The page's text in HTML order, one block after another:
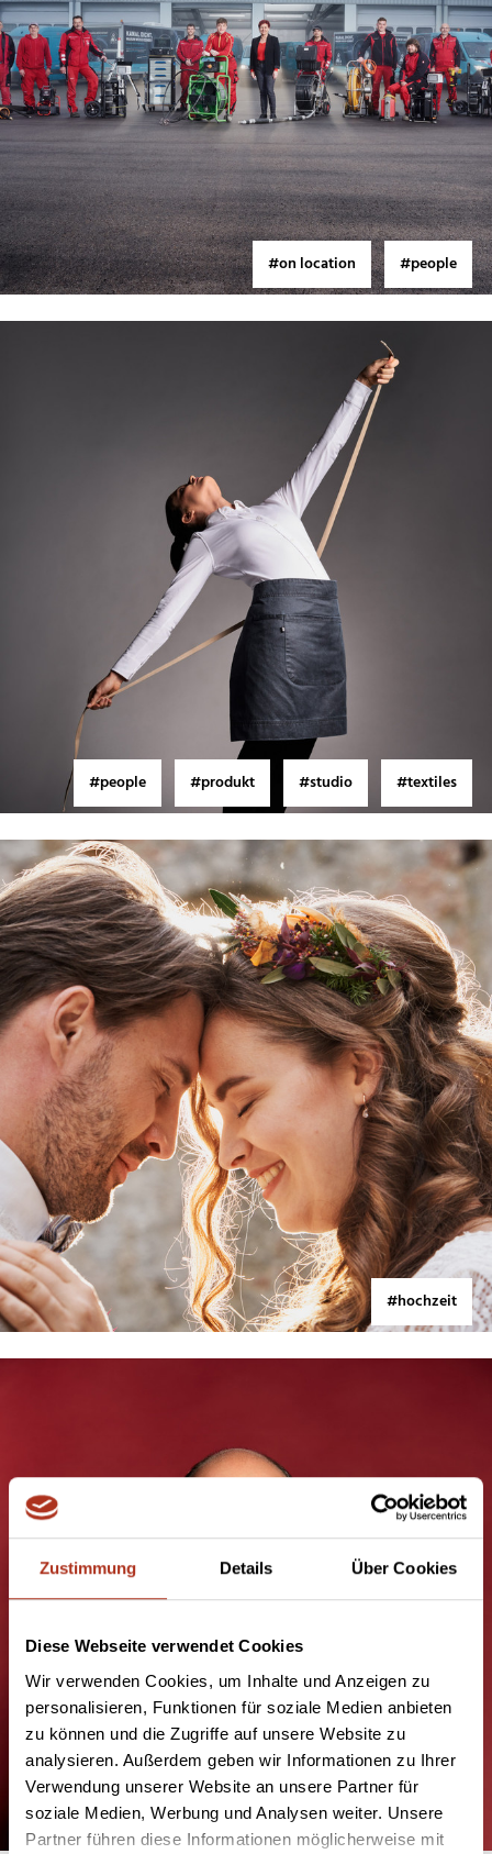
Zustimmung Details Über Cookies
Diese Webseite verwendet Cookies
Wir verwenden Cookies, um Inhalte und Anzeigen zu
personalisieren, Funktionen für soziale Medien anbieten
zu können und die Zugriffe auf unsere Website zu
analysieren. Außerdem geben wir Informationen zu Ihrer
Verwendung unserer Website an unsere Partner für
soziale Medien, Werbung und Analysen weiter. Unsere
Partner führen diese Informationen möglicherweise mit
#on location #people
#people #produkt #studio #textiles
#hochzeit
#people #portrait